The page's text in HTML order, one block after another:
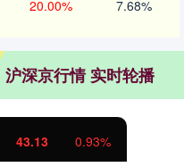
20.00% 7.68%
沪深京行情 实时轮播
43.13 0.93%